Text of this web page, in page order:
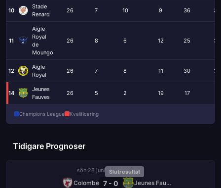
10
Stade
Renard
26 7 10 9 36 38
11
Aigle
Royal
de
Moungo
26 8 6 12 25 38
12
Aigle
Royal
26 7 8 11 30 33
14
Jeunes
Fauves
26 5 2 19 17
Champions League Kvalificering
Tidigare Prognoser
sön 28 juni Slutresultat
Colombe 7 - 0 Jeunes Fauves